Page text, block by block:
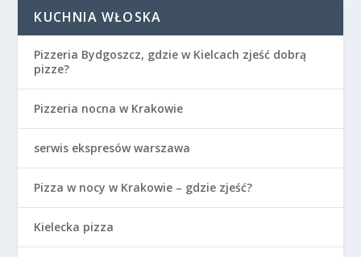
KUCHNIA WŁOSKA
Pizzeria Bydgoszcz, gdzie w Kielcach zjeść dobrą
pizze?
Pizzeria nocna w Krakowie
serwis ekspresów warszawa
Pizza w nocy w Krakowie – gdzie zjeść?
Kielecka pizza